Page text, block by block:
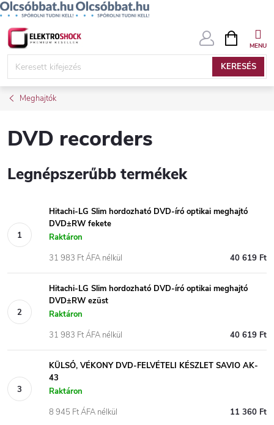
Ugrás
KERESÉS
KOSÁR
Meghajtók
DVD recorders
Legnépszerűbb termékek
Hitachi-LG Slim hordozható DVD-író optikai meghajtó
DVD±RW fekete
Raktáron
40 619 Ft
31 983 Ft ÁFA nélkül
Hitachi-LG Slim hordozható DVD-író optikai meghajtó
DVD±RW ezüst
Raktáron
40 619 Ft
31 983 Ft ÁFA nélkül
KÜLSŐ, VÉKONY DVD-FELVÉTELI KÉSZLET SAVIO AK-
43
Raktáron
11 360 Ft
8 945 Ft ÁFA nélkül